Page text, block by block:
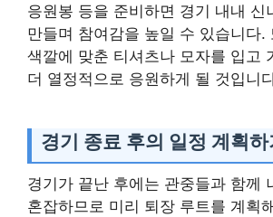
응원봉 등을 준비하면 경기 내내 신
만들며 참여감을 높일 수 있습니다.
색깔에 맞춘 티셔츠나 모자를 입고
더 열정적으로 응원하게 될 것입니
경기 종료 후의 일정 계획하
경기가 끝난 후에는 관중들과 함께
혼잡하므로 미리 퇴장 루트를 계획